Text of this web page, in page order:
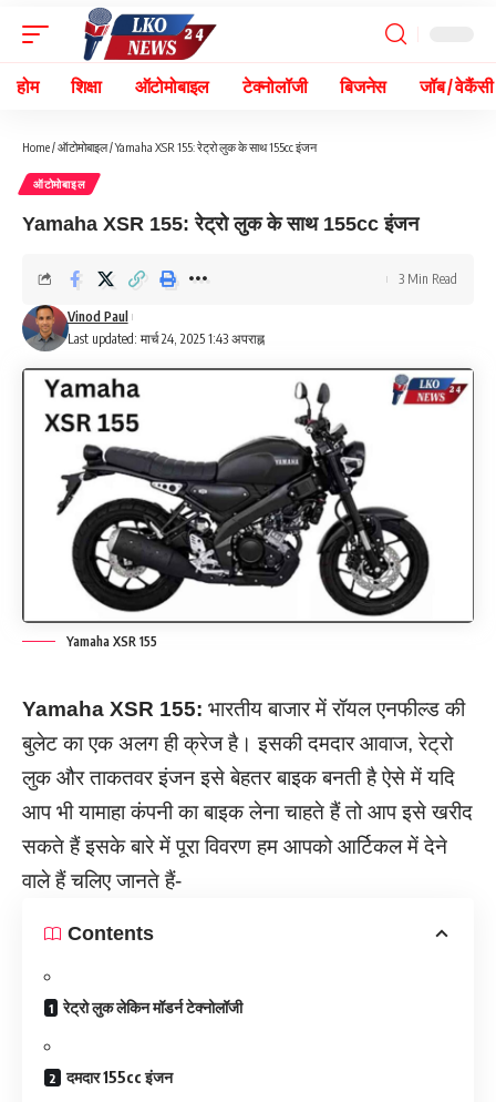
होम शिक्षा ऑटोमोबाइल टेक्नोलॉजी बिजनेस जॉब / वेकैंसी
Home/ऑटोमोबाइल/Yamaha XSR 155: रेट्रो लुक के साथ 155cc इंजन
ऑटोमोबाइल
Yamaha XSR 155: रेट्रो लुक के साथ 155cc इंजन
Last updated: मार्च 24, 2025 1:43 अपराह्न
Vinod Paul
3 Min Read
Yamaha XSR 155
Yamaha XSR 155: भारतीय बाजार में रॉयल एनफील्ड की
बुलेट का एक अलग ही क्रेज है। इसकी दमदार आवाज, रेट्रो
लुक और ताकतवर इंजन इसे बेहतर बाइक बनती है ऐसे में यदि
आप भी यामाहा कंपनी का बाइक लेना चाहते हैं तो आप इसे खरीद
सकते हैं इसके बारे में पूरा विवरण हम आपको आर्टिकल में देने
वाले हैं चलिए जानते हैं-
Contents
रेट्रो लुक लेकिन मॉडर्न टेक्नोलॉजी
दमदार 155cc इंजन